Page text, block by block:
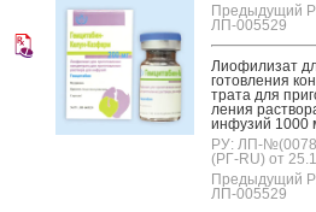
Предыдущий
ЛП-005529
Ли­офи­лизат
готов­ле­ния
тра­та для
ле­ния
ин­фу­зий 1000
РУ: ЛП-
(РГ-RU) от
Предыдущий
ЛП-005529